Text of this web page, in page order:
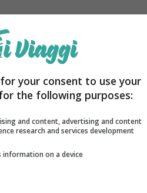
il mondo attirano
software di tracciamento
a un gruppo di
poi il movimento dei loro
. Questo approccio
dell’attrattiva visiva di
your consent to use your
the following purposes:
and content, advertising and content
research and services development
information on a device